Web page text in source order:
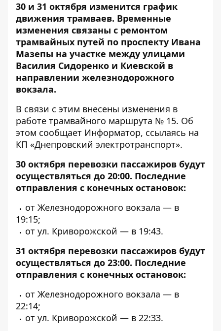
30 и 31 октября изменится график
движения трамваев. Временные
изменения связаны с ремонтом
трамвайных путей по проспекту Ивана
Мазепы на участке между улицами
Василия Сидоренко и Киевской в
направлении железнодорожного
вокзала.
В связи с этим внесены изменения в
работе трамвайного маршрута № 15. Об
этом сообщает Информатор, ссылаясь на
КП «Днепровский электротранспорт».
30 октября перевозки пассажиров будут
осуществляться до 20:00. Последние
отправления с конечных остановок:
от Железнодорожного вокзала — в
19:15;
от ул. Криворожской — в 19:43.
31 октября перевозки пассажиров будут
осуществляться до 23:00. Последние
отправления с конечных остановок:
от Железнодорожного вокзала — в
22:14;
от ул. Криворожской — в 22:33.